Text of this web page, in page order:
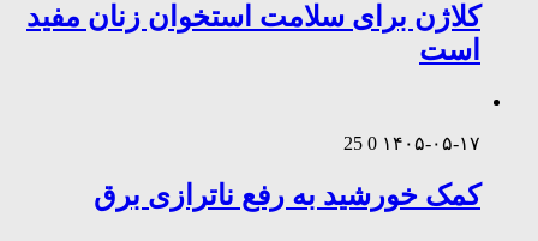
کلاژن برای سلامت استخوان زنان مفید
است
۱۴۰۵-۰۵-۱۷ 0
25
کمک خورشید به رفع ناترازی برق